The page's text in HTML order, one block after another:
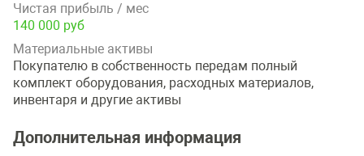
Чистая прибыль / мес
140 000 руб
Материальные активы
Покупателю в собственность передам полный
комплект оборудования, расходных материалов,
инвентаря и другие активы
Дополнительная информация